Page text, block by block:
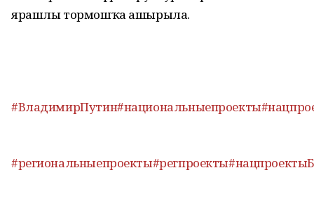
ярашлы тормошҡа ашырыла.
#ВладимирПутин#национальныепроекты
#региональныепроекты#регпроекты